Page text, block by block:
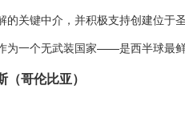
关键中介，并积极支持创建位于
一个无武装国家——是西半球最鲜
（哥伦比亚）